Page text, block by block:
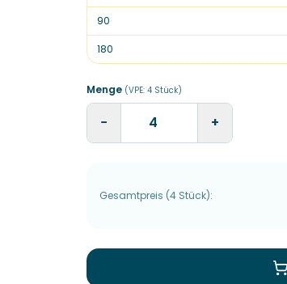
90
180
Menge (VPE: 4 Stück)
− +
Gesamtpreis (4 Stück):